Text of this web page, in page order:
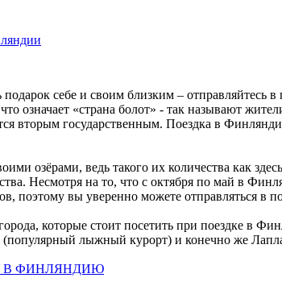
подарок себе и своим близким –
означает «страна болот» - так называют
вторым государственным. Поездка в
озёрами, ведь такого их количества как
Несмотря на то, что с октября по май в
поэтому вы уверенно можете отправляться в
которые стоит посетить при поездке в
лыжный курорт) и конечно же
В ФИНЛЯНДИЮ